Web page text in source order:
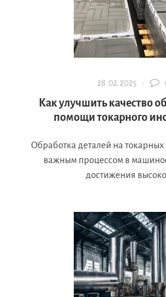
28.02.2025 ·
Как улучшить качество
помощи токарного
Обработка деталей на токарных
важным процессом в
достижения